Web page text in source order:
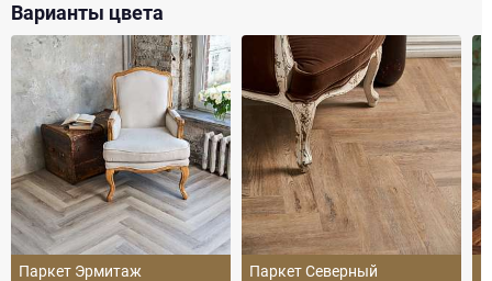
Варианты цвета
Паркет Эрмитаж Паркет Северный